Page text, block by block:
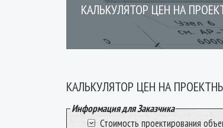
КАЛЬКУЛЯТОР ЦЕН НА
КАЛЬКУЛЯТОР ЦЕН НА
Информация для Заказчика
Стоимость проектирования